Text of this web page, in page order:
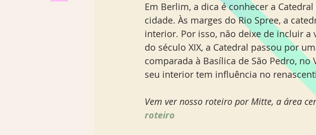
Em Berlim, a dica é conhecer a
cidade. Às marges do Rio Spree, a
interior. Por isso, não deixe de incluir
do século XIX, a Catedral passou por
comparada à Basílica de São Pedro,
seu interior tem influência no
Vem ver nosso roteiro por Mitte, a área
roteiro